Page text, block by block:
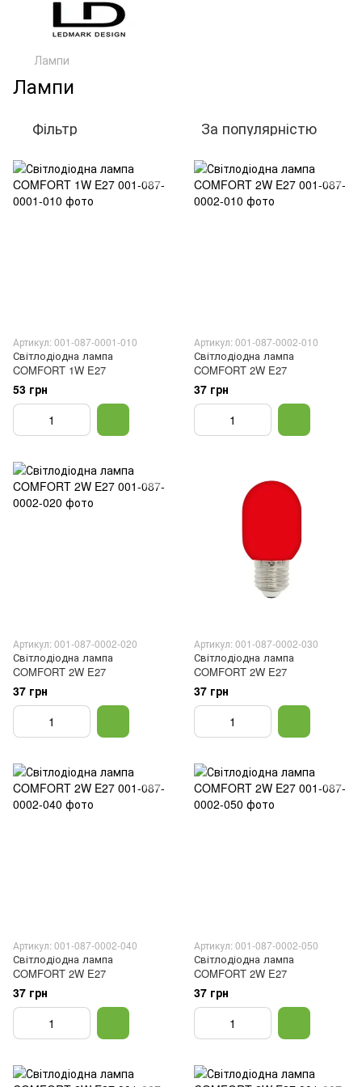
Лампи
Лампи
Фільтр За популярністю
Артикул: 001-087-0001-010
Світлодіодна лампа
COMFORT 1W E27
53 грн
Артикул: 001-087-0002-010
Світлодіодна лампа
COMFORT 2W E27
37 грн
Артикул: 001-087-0002-020
Світлодіодна лампа
COMFORT 2W E27
37 грн
Артикул: 001-087-0002-030
Світлодіодна лампа
COMFORT 2W E27
37 грн
Артикул: 001-087-0002-040
Світлодіодна лампа
COMFORT 2W E27
37 грн
Артикул: 001-087-0002-050
Світлодіодна лампа
COMFORT 2W E27
37 грн